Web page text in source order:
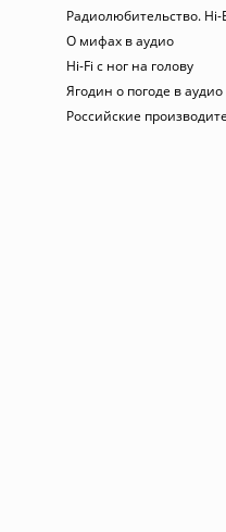
Радиолюбительство. Hi-
О мифах в аудио
Hi-Fi с ног на голову
Ягодин о погоде в
Российские